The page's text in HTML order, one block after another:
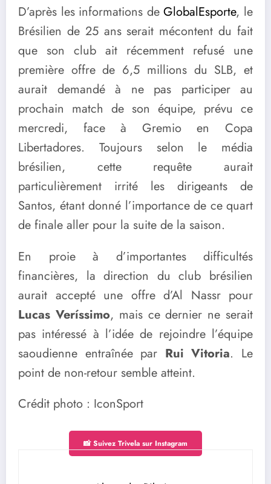
D’après les informations deGlobalEsporte, le
Brésilien de 25 ans serait mécontent du fait
que son club ait récemment refusé une
première offre de 6,5 millions du SLB, et
aurait demandé à ne pas participer au
prochain match de son équipe, prévu ce
mercredi, face à Gremio en Copa
Libertadores. Toujours selon le média
brésilien, cette requête aurait
particulièrement irrité les dirigeants de
Santos, étant donné l’importance de ce quart
de finale aller pour la suite de la saison.
En proie à d’importantes difficultés
financières, la direction du club brésilien
aurait accepté une offre d’Al Nassr pour
Lucas Veríssimo, mais ce dernier ne serait
pas intéressé à l’idée de rejoindre l’équipe
saoudienne entraînée par Rui Vitoria. Le
point de non-retour semble atteint.
Crédit photo : IconSport
📸 Suivez Trivela sur Instagram